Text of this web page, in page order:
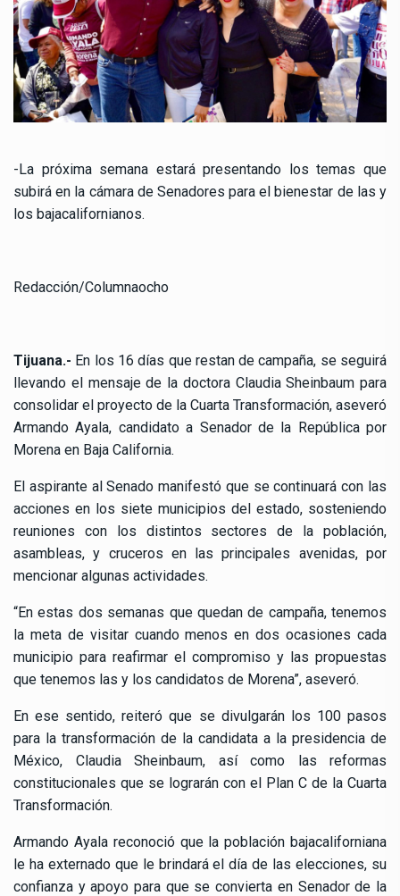
-La próxima semana estará presentando los temas que
subirá en la cámara de Senadores para el bienestar de las y
los bajacalifornianos.
Redacción/Columnaocho
Tijuana.- En los 16 días que restan de campaña, se seguirá
llevando el mensaje de la doctora Claudia Sheinbaum para
consolidar el proyecto de la Cuarta Transformación, aseveró
Armando Ayala, candidato a Senador de la República por
Morena en Baja California.
El aspirante al Senado manifestó que se continuará con las
acciones en los siete municipios del estado, sosteniendo
reuniones con los distintos sectores de la población,
asambleas, y cruceros en las principales avenidas, por
mencionar algunas actividades.
“En estas dos semanas que quedan de campaña, tenemos
la meta de visitar cuando menos en dos ocasiones cada
municipio para reafirmar el compromiso y las propuestas
que tenemos las y los candidatos de Morena”, aseveró.
En ese sentido, reiteró que se divulgarán los 100 pasos
para la transformación de la candidata a la presidencia de
México, Claudia Sheinbaum, así como las reformas
constitucionales que se lograrán con el Plan C de la Cuarta
Transformación.
Armando Ayala reconoció que la población bajacaliforniana
le ha externado que le brindará el día de las elecciones, su
confianza y apoyo para que se convierta en Senador de la